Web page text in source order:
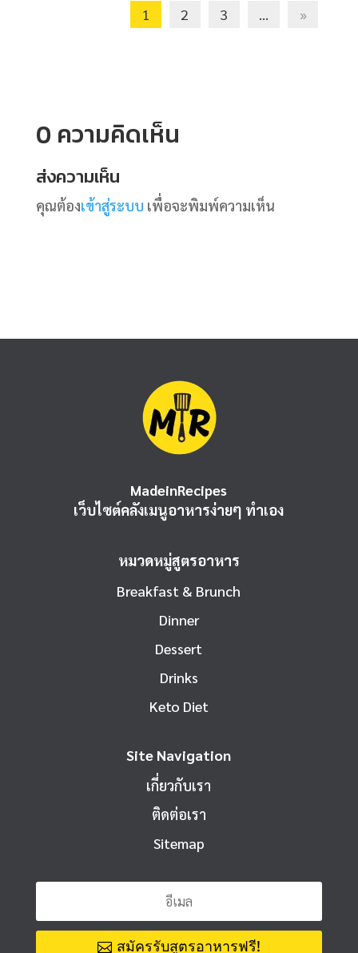
1 2 3 ... »
0 ความคิดเห็น
ส่งความเห็น
คุณต้องเข้าสู่ระบบ เพื่อจะพิมพ์ความเห็น
MadeinRecipes
เว็บไซต์คลังเมนูอาหารง่ายๆ ทำเอง
หมวดหมู่สูตรอาหาร
Breakfast & Brunch
Dinner
Dessert
Drinks
Keto Diet
Site Navigation
เกี่ยวกับเรา
ติดต่อเรา
Sitemap
สมัครรับสูตรอาหารฟรี!